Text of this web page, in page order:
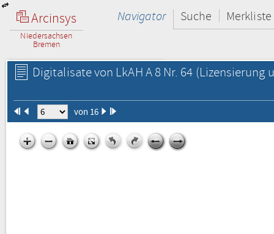
Arcinsys
Niedersachsen
Bremen
Navigator Suche Merkliste
Digitalisate von LkAH A 8 Nr. 64 (Lizensierung
von 16